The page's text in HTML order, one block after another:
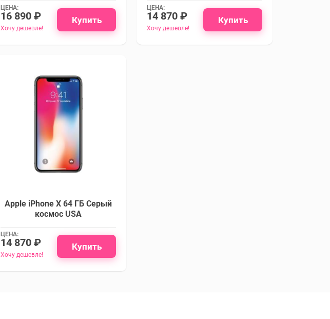
ЦЕНА:
16 890 ₽
Хочу дешевле!
Купить
ЦЕНА:
14 870 ₽
Хочу дешевле!
Купить
Apple iPhone X 64 ГБ Серый
космос USA
ЦЕНА:
14 870 ₽
Хочу дешевле!
Купить